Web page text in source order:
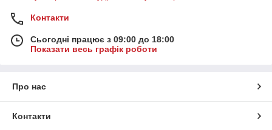
Контакти
Сьогодні працює з 09:00 до 18:00
Показати весь графік роботи
Про нас
Контакти